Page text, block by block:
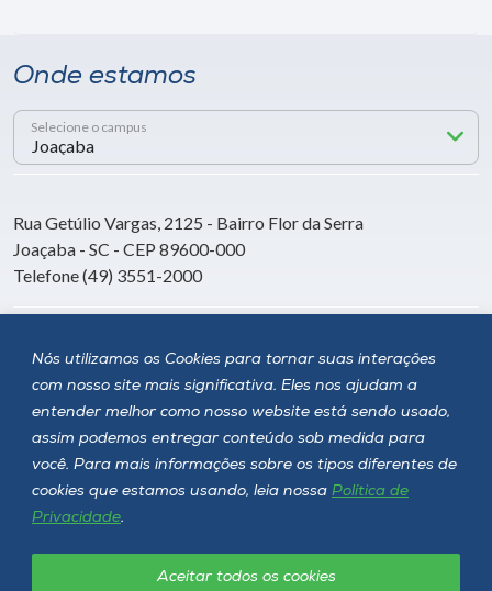
Nós utilizamos os Cookies para tornar suas interações
com nosso site mais significativa. Eles nos ajudam a
entender melhor como nosso website está sendo usado,
assim podemos entregar conteúdo sob medida para
você. Para mais informações sobre os tipos diferentes de
cookies que estamos usando, leia nossa Política de
Privacidade.
Aceitar todos os cookies
Onde estamos
Selecione o campus
Rua Getúlio Vargas, 2125 - Bairro Flor da Serra
Joaçaba - SC - CEP 89600-000
Telefone (49) 3551-2000
Siga a Unoesc